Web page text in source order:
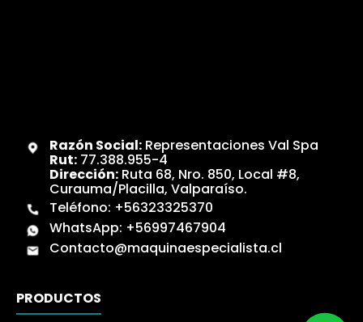
Razón Social:Representaciones Val Spa
Rut:77.388.955-4
Dirección:Ruta 68, Nro. 850, Local #8,
Curauma/Placilla, Valparaíso.
Teléfono: +56323325370
WhatsApp: +56997467904
Contacto@maquinaespecialista.cl
PRODUCTOS